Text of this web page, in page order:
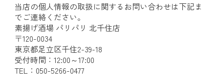
当店の個人情報の取扱に関するお問い合わせは下記ま
でご連絡ください。
素揚げ酒場 パリパリ 北千住店
〒120-0034
東京都足立区千住2-39-18
受付時間：12:00～17:00
TEL：050-5266-0477